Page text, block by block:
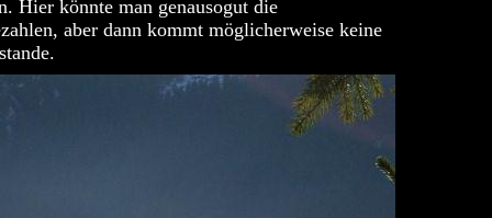
Hier könnte man genausogut die
aber dann kommt möglicherweise keine